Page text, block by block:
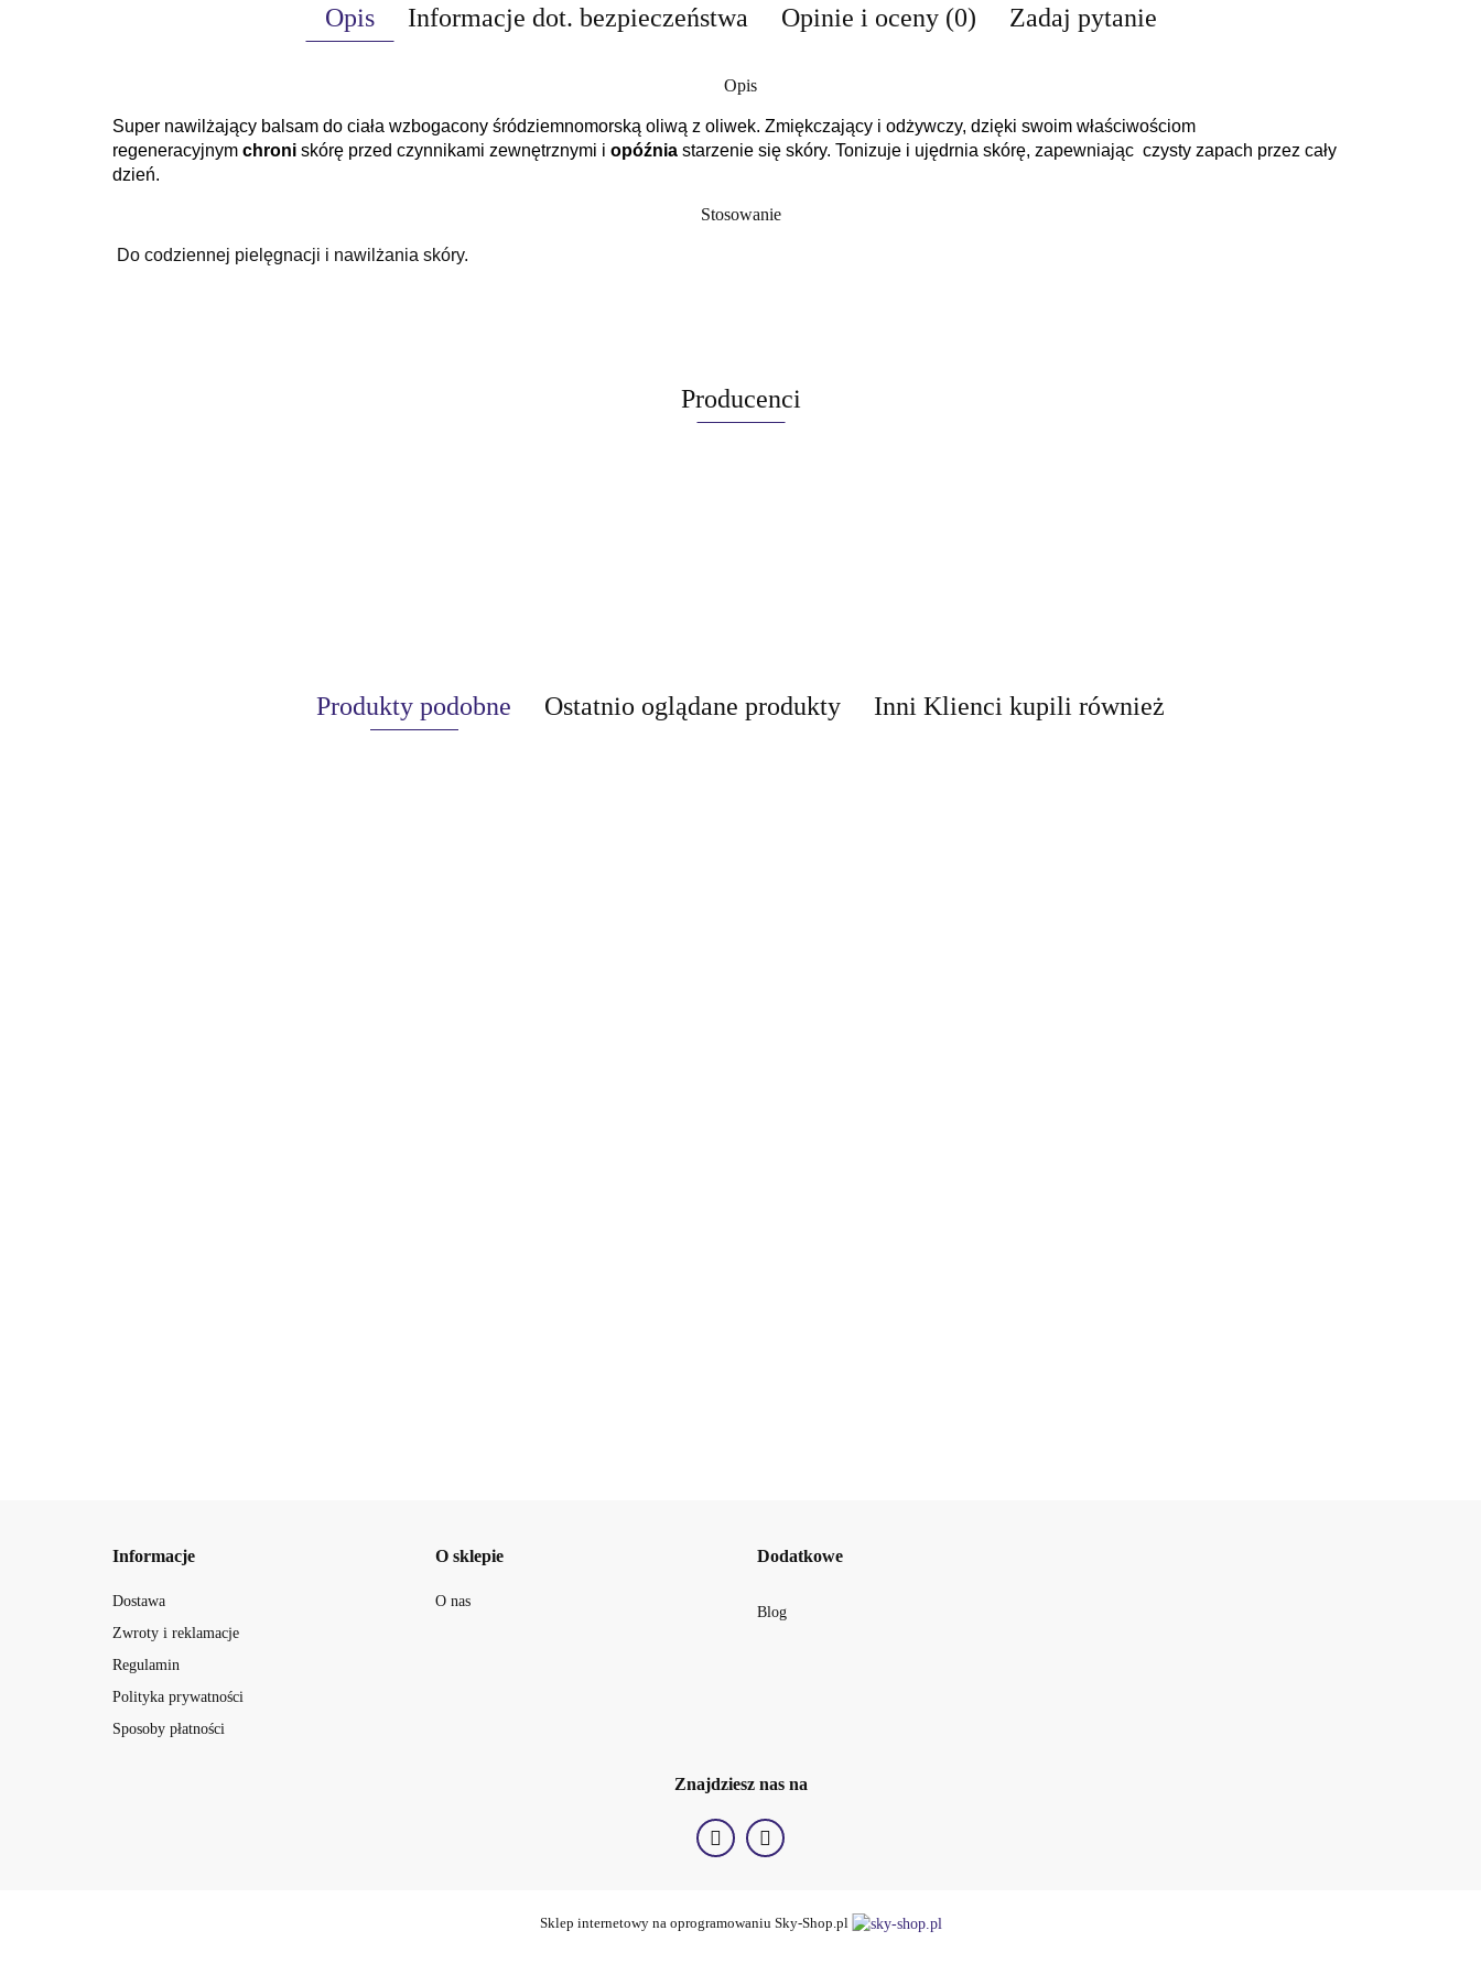
Opis Informacje dot. bezpieczeństwa Opinie i oceny (0) Zadaj pytanie
Opis
Super nawilżający balsam do ciała wzbogacony śródziemnomorską oliwą z oliwek. Zmiękczający i odżywczy, dzięki swoim właściwościom
regeneracyjnym chroni skórę przed czynnikami zewnętrznymi i opóźnia starzenie się skóry. Tonizuje i ujędrnia skórę, zapewniając czysty zapach przez cały
dzień.
Stosowanie
Do codziennej pielęgnacji i nawilżania skóry.
Producenci
Produkty podobne Ostatnio oglądane produkty Inni Klienci kupili również
Informacje
Dostawa
Zwroty i reklamacje
Regulamin
Polityka prywatności
Sposoby płatności
O sklepie
O nas
Dodatkowe
Blog
Znajdziesz nas na
Sklep internetowy na oprogramowaniu Sky-Shop.pl